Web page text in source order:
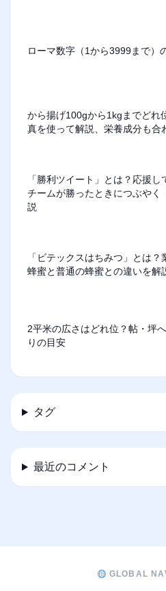
ローマ数字（1から3999まで）
から揚げ100gから1kgまでどれ
真を使って解説、栄養成分も合
「勝利ツイート」とは？応援
チームが勝ったときにつぶやく
説
「ビテックスはちみつ」とは
蜂蜜と普通の蜂蜜との違いを解
2平米の広さはどれ位？帖・坪
りの目安
タグ
最近のコメント
GLOBAL